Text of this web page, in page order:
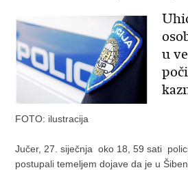
u
FOTO: ilustracija
Jučer, 27. siječnja oko 18, 59 sati
postupali temeljem dojave da je u